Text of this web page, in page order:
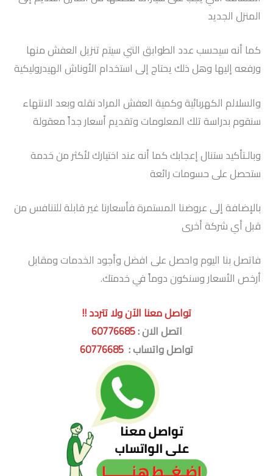
المنزل الجديد
كما أنه سيحسب عدد الطوابق التي سيتم تنزيل العفش منها
ورفعه إليها وهل ذلك يحتاج إلى استخدام الأوناش الهيدروليكية
والسلالم الكهربائية وكمية العفش المراد نقله وبعد الانتهاء
سنقوم بدراسة تلك المعلومات وتقديم أسعار جداً معقولة
وبالـتأكيد ستنال إعجابك كما أنه عند اختيارك لأكثر من خدمة
ستحصل على حسومات رائعة
بالإضافة إلى عروضنا المستمرة فأسعارنا غير قابلة للتنافس من
قبل أي شركة أخرى
فاتصل بنا اليوم واحصل على افضل وأجود الخدمات ومقابل
أرخص الأسعار وسنكون دوماً في خدمتك.
تواصل معنا الآن ولا تتردد !!
اتصل الان :60776685
تواصل واتساب :